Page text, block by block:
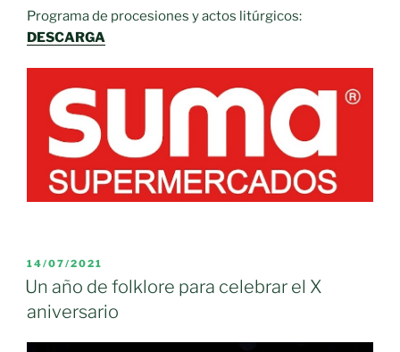
Programa de procesiones y actos litúrgicos:
DESCARGA
PUBLICADO
EL
14/07/2021
Un año de folklore para celebrar el X
aniversario